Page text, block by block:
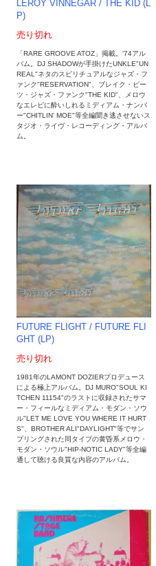
LEROY VINNEGAR ‎/ THE KID (L
P)
売り切れ
「RARE GROOVE ATOZ」掲載。'74アル
バム。DJ SHADOWが手掛けたUNKLE"UN
REAL"ネタのスピリチュアルなジャズ・フ
ァンク"RESERVATION"、ブレイク・ビー
ツ・ジャズ・ファンク"THE KID"、メロウ
なエレピに酔いしれるミディアム・ナンバ
ー"CHITLIN' MOE"等全編聞き逃させないス
タジオ・ライヴ・レコーディング・アルバ
ム。
FUTURE FLIGHT / FUTURE FLI
GHT (LP)
売り切れ
1981年のLAMONT DOZIERプロデュース
による極上アルバム。DJ MURO"SOUL KI
TCHEN 11154"のラストに収録されたサマ
ー・フィールなミディアム・モダン・ソウ
ル"LET ME LOVE YOU WHERE IT HURT
S"、BROTHER ALI"DAYLIGHT"等でサン
プリングされた同タイプの黄昏系メロウ・
モダン・ソウル"HIP-NOTIC LADY"等全編
通して聴ける良質な内容のアルバム。